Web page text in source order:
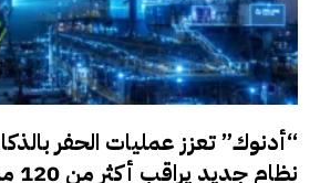
“أدنوك” تعزز عمليات الحفر
نظام جديد يراقب أكثر من 120 منصة